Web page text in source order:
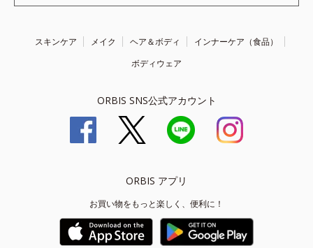
スキンケア メイク ヘア＆ボディ
インナーケア（食品）
ボディウェア
ORBIS SNS公式アカウント
ORBIS アプリ
お買い物をもっと楽しく、便利に！